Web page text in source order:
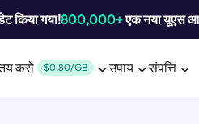
किया गया!800,000+एक नया यूएस
करो $0.80/GB उपाय संपत्ति